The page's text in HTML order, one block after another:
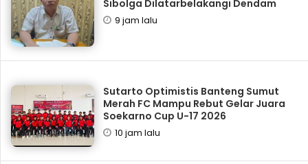
Sibolga Dilatarbelakangi Dendam
9 jam lalu
Sutarto Optimistis Banteng Sumut
Merah FC Mampu Rebut Gelar Juara
Soekarno Cup U-17 2026
10 jam lalu